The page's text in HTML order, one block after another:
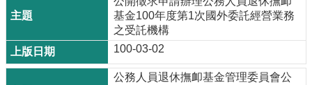
基金100年度第1次國外委託經營業務
之受託機構
100-03-02
公務人員退休撫卹基金管理委員會公